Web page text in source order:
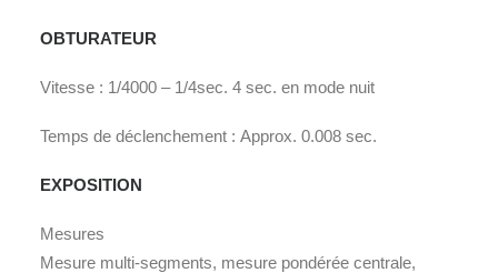
OBTURATEUR
Vitesse : 1/4000 – 1/4sec. 4 sec. en mode nuit
Temps de déclenchement : Approx. 0.008 sec.
EXPOSITION
Mesures
Mesure multi-segments, mesure pondérée centrale,